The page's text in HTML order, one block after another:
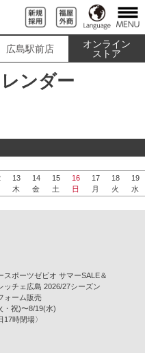
広島駅前店
オンライン
ストア
ンダー
13
木
14
金
15
土
16
日
17
月
18
火
19
水
スポーツゼビオ サマーSALE＆
ッチェ広島 2026/27シーズン
ォーム販売
・祝)〜8/19(水)
17時閉場〉